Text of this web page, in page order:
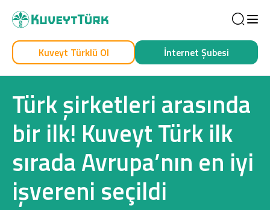
Kendim İçin
Kuveyt Türklü Ol İnternet Şubesi
Türk şirketleri arasında
bir ilk! Kuveyt Türk ilk
sırada Avrupa’nın en iyi
işvereni seçildi